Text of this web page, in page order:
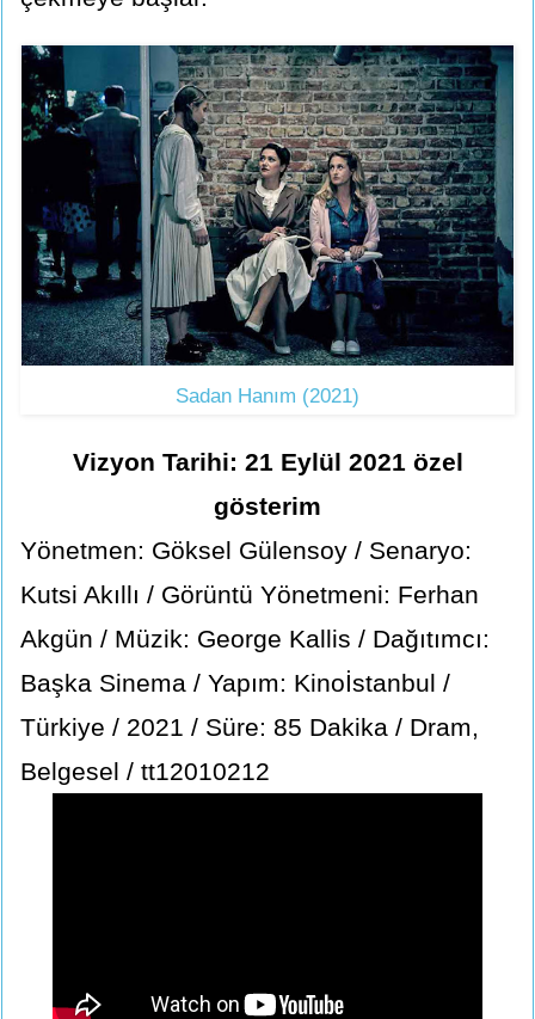
Sadan Hanım (2021)
Vizyon Tarihi: 21 Eylül 2021 özel
gösterim
Yönetmen: Göksel Gülensoy / Senaryo:
Kutsi Akıllı / Görüntü Yönetmeni: Ferhan
Akgün / Müzik: George Kallis / Dağıtımcı:
Başka Sinema / Yapım: Kinoİstanbul /
Türkiye / 2021 / Süre: 85 Dakika / Dram,
Belgesel / tt12010212